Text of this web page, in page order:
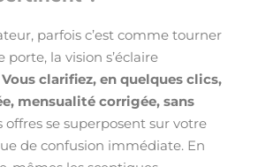
parfois c’est comme tourner
porte, la vision s’éclaire
Vous clarifiez, en quelques clics,
mensualité corrigée, sans
offres se superposent sur votre
de confusion immédiate. En